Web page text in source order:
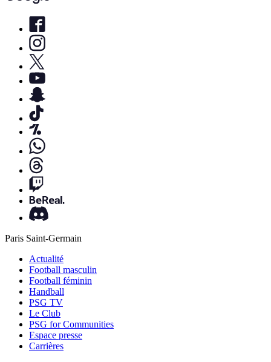
Paris Saint-Germain
Actualité
Football masculin
Football féminin
Handball
PSG TV
Le Club
PSG for Communities
Espace presse
Carrières